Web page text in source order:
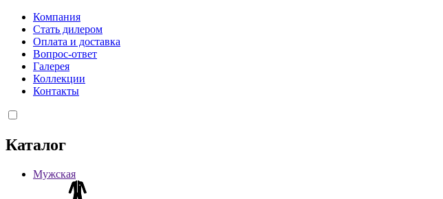
Компания
Стать дилером
Оплата и доставка
Вопрос-ответ
Галерея
Коллекции
Контакты
Каталог
Мужская